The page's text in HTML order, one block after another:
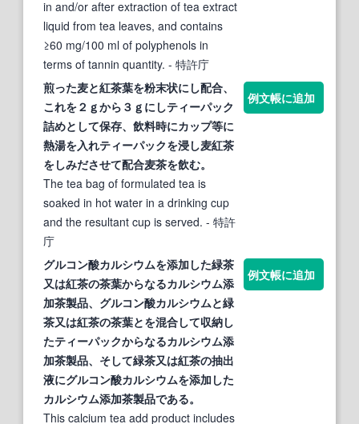
in and/or after extraction of tea extract
liquid from tea leaves, and contains
≥60 mg/100 ml of polyphenols in
terms of tannin quantity. - 特許庁
煎った麦と紅茶葉を粉末状にし配合、
これを２ｇから３ｇにしティーパック
詰めとして保存、飲料時にカップ等に
熱湯を入れティーパックを浸し麦紅茶
をしみださせて配合麦茶を飲む。
The tea bag of formulated tea is
soaked in hot water in a drinking cup
and the resultant cup is served. - 特許
庁
例文帳に追加
グルコン酸カルシウムを添加した緑茶
又は紅茶の茶葉からなるカルシウム添
加茶製品、グルコン酸カルシウムと緑
茶又は紅茶の茶葉とを混合して収納し
たティーパックからなるカルシウム添
加茶製品、そして緑茶又は紅茶の抽出
液にグルコン酸カルシウムを添加した
カルシウム添加茶製品である。
This calcium tea add product includes
例文帳に追加